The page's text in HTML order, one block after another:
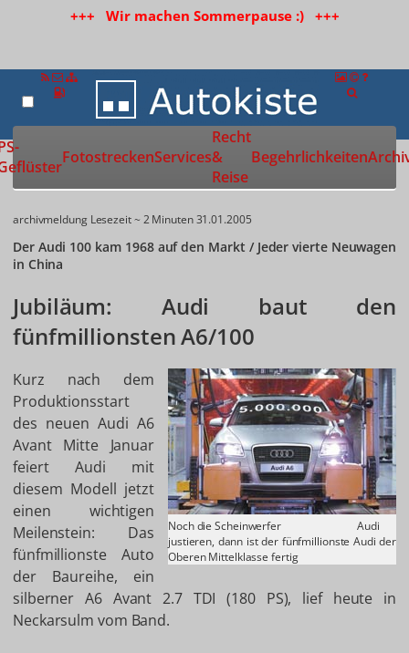
+++ Wir machen Sommerpause :) +++
Zur Startseite
FotostreckenServices
Recht
&
Reise
Begehrlichkeiten
archivmeldung Lesezeit ~ 2 Minuten31.01.2005
Der Audi 100 kam 1968 auf den Markt / Jeder vierte Neuwagen
in China
Jubiläum: Audi baut den
fünfmillionsten A6/100
Noch die Scheinwerfer
Audi
justieren, dann ist der fünfmillionste Audi der
Oberen Mittelklasse fertig
Kurz nach dem
Produktionsstart
des neuen Audi A6
Avant Mitte Januar
feiert Audi mit
diesem Modell jetzt
einen wichtigen
Meilenstein: Das
fünfmillionste Auto
der Baureihe, ein
silberner A6 Avant 2.7 TDI (180 PS), lief heute in
Neckarsulm vom Band.